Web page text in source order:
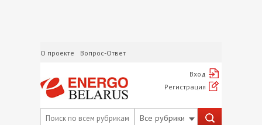
О проекте Вопрос-Ответ
Вход
Регистрация
Все рубрики